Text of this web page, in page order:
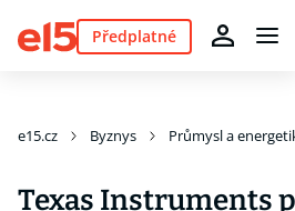
Předplatné
e15.cz Byznys Průmysl a
Texas Instruments